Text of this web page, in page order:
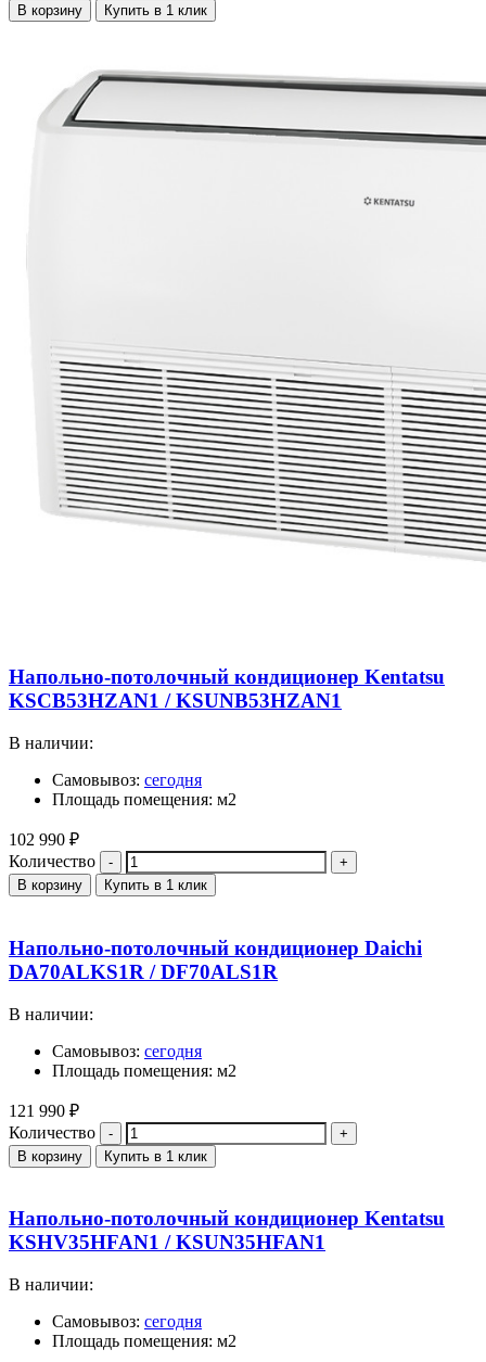
В корзину Купить в 1 клик
Напольно-потолочный кондиционер Kentatsu
KSCB53HZAN1 / KSUNB53HZAN1
В наличии:
Самовывоз: сегодня
Площадь помещения: м2
102 990 ₽
Количество
В корзину Купить в 1 клик
Напольно-потолочный кондиционер Daichi
DA70ALKS1R / DF70ALS1R
В наличии:
Самовывоз: сегодня
Площадь помещения: м2
121 990 ₽
Количество
В корзину Купить в 1 клик
Напольно-потолочный кондиционер Kentatsu
KSHV35HFAN1 / KSUN35HFAN1
В наличии:
Самовывоз: сегодня
Площадь помещения: м2